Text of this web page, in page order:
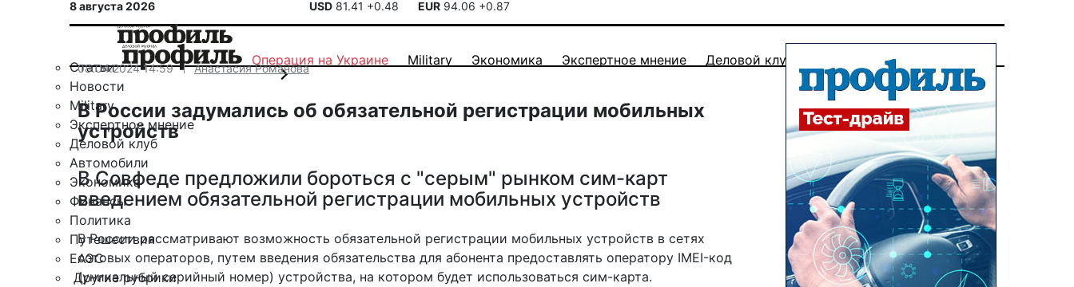
8 августа 2026 USD 81.41 +0.48 EUR 94.06 +0.87
Статьи
Новости
Military
Экспертное мнение
Деловой клуб
Автомобили
Экономика
Финансы
Политика
Путешествия
ЕАЭС
Другие рубрики
Операция на Украине Military Экономика Экспертное мнение Деловой клуб
08.04.2024 14:59 Анастасия Романова
В России задумались об обязательной регистрации мобильных
устройств
В Совфеде предложили бороться с "серым" рынком сим-карт
введением обязательной регистрации мобильных устройств
В России рассматривают возможность обязательной регистрации мобильных устройств в сетях
сотовых операторов, путем введения обязательства для абонента предоставлять оператору IMEI-код
(уникальный серийный номер) устройства, на котором будет использоваться сим-карта.